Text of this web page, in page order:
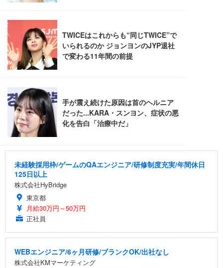
ス圧無段階昇降 360度回転 キャスター付き コンパク
ト 幅52×奥行58.5×高さ84～96cm テレワーク 在宅
勤務 ブラック
￥4,139
グモニター QD 24.5インチ 1ms FHD 量子ドット 残
像低減 (3年保証 | 輝点保証 | 日本メーカー)
￥34,980
ュラー 200枚入【Amazon.co.jp限定】
￥3,731
未経験採用枠/ゲームのQAエンジニア/研修制度充実/年間休日
125日以上
株式会社HyBridge
東京都
月給30万円～50万円
正社員
WEBエンジニア/6ヶ月研修/ブランクOK/出社なし
株式会社KMマーケティング